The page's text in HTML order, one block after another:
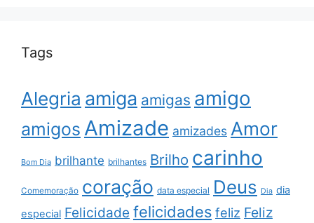
Tags
Alegria amiga amigas amigo
amigos Amizade amizades Amor
Bom Dia brilhante brilhantes Brilho carinho
Comemoração coração data especial Deus Dia dia
especial Felicidade felicidades feliz Feliz